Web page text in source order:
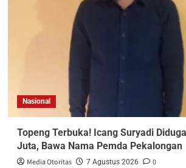
Nasional
Topeng Terbuka! Icang Suryadi
Juta, Bawa Nama Pemda Pekalongan
Media Otoritas 7 Agustus 2026 0